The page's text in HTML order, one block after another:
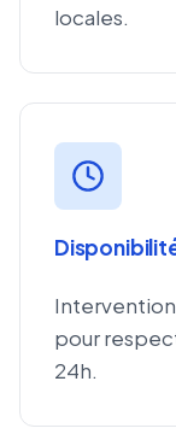
locales.
pour
24h.